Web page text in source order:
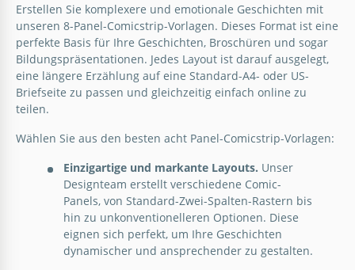
Comic Panel Vorlage
8 Panel Comic Strip Vorlage
Google Slides
Erstellen Sie komplexere und emotionale Geschichten mit
unseren 8-Panel-Comicstrip-Vorlagen. Dieses Format ist eine
perfekte Basis für Ihre Geschichten, Broschüren und sogar
Bildungspräsentationen. Jedes Layout ist darauf ausgelegt,
eine längere Erzählung auf eine Standard-A4- oder US-
Briefseite zu passen und gleichzeitig einfach online zu
teilen.
Wählen Sie aus den besten acht Panel-Comicstrip-Vorlagen:
Einzigartige und markante Layouts. Unser
Designteam erstellt verschiedene Comic-
Panels, von Standard-Zwei-Spalten-Rastern bis
hin zu unkonventionelleren Optionen. Diese
eignen sich perfekt, um Ihre Geschichten
dynamischer und ansprechender zu gestalten.